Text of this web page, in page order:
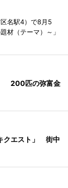
名駅4）で8月5
材（テーマ）～」
200匹の弥富金
クエスト」 街中